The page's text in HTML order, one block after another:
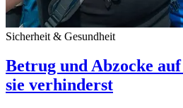
Sicherheit & Gesundheit
Betrug und Abzocke
sie verhinderst